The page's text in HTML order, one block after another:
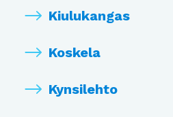
Kiulukangas
Koskela
Kynsilehto